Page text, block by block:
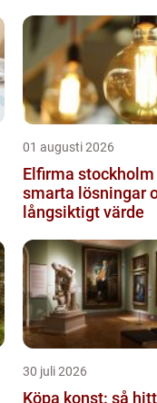
01 augusti 2026
Elfirma stockholm trygg el,
smarta lösningar
långsiktigt värde
30 juli 2026
Köpa konst: så